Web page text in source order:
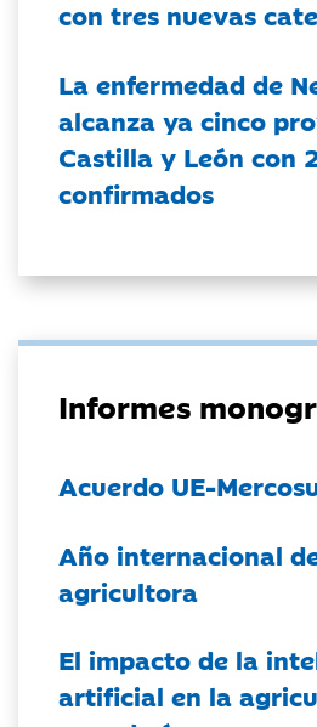
con tres nuevas
La enfermedad de
alcanza ya cinco
Castilla y León con
confirmados
Informes
Acuerdo UE-
Año internacional
agricultora
El impacto de la
artificial en la